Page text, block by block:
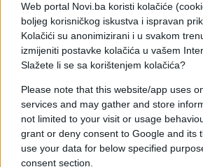
Web portal Novi.ba koristi kolačiće
boljeg korisničkog iskustva i ispravan
Kolačići su anonimizirani i u svakom
izmijeniti postavke kolačića u vašem
Slažete li se sa korištenjem kolačića?
Please note that this website/app uses
services and may gather and store
not limited to your visit or usage
grant or deny consent to Google and its
use your data for below specified
consent section.
Saznaj više